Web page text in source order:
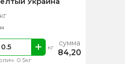
0.5кг
кг сумма
84,20